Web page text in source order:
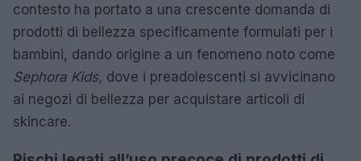
contesto ha portato a una crescente domanda di
prodotti di bellezza specificamente formulati per i
bambini, dando origine a un fenomeno noto come
Sephora Kids, dove i preadolescenti si avvicinano
ai negozi di bellezza per acquistare articoli di
skincare.